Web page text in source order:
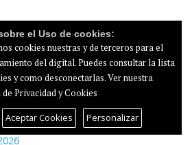
el Uso de cookies:
cookies nuestras y de terceros para el
del digital. Puedes consultar la lista
y como desconectarlas.Ver nuestra
Privacidad y Cookies
Aceptar Cookies Personalizar